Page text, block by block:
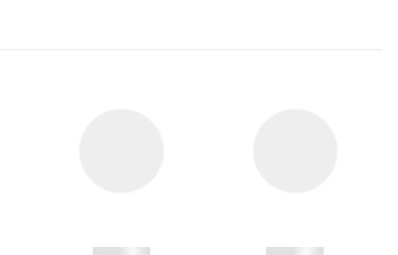
------------
------------